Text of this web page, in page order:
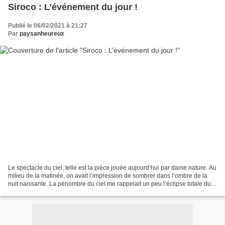
Siroco : L’événement du jour !
Publié le 06/02/2021 à 21:27
Par paysanheureux
Le spectacle du ciel, telle est la pièce jouée aujourd’hui par dame nature. Au
milieu de la matinée, on avait l’impression de sombrer dans l’ombre de la
nuit naissante. La pénombre du ciel me rappelait un peu l’éclipse totale du